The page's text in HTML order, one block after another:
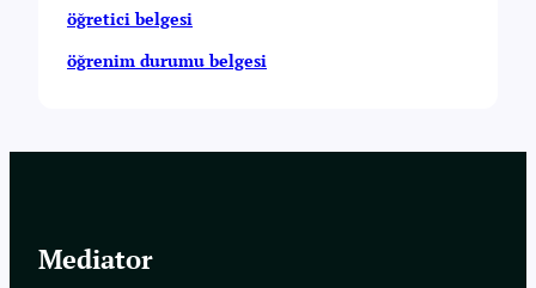
öğretici belgesi
öğrenim durumu belgesi
Mediator